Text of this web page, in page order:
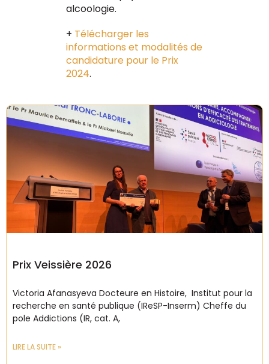
alcoologie.
+ Télécharger les
informations et modalités de
candidature pour le Prix
2024.
Prix Veissière 2026
Victoria Afanasyeva Docteure en Histoire, Institut pour la
recherche en santé publique (IReSP-Inserm) Cheffe du
pole Addictions (IR, cat. A,
LIRE LA SUITE »